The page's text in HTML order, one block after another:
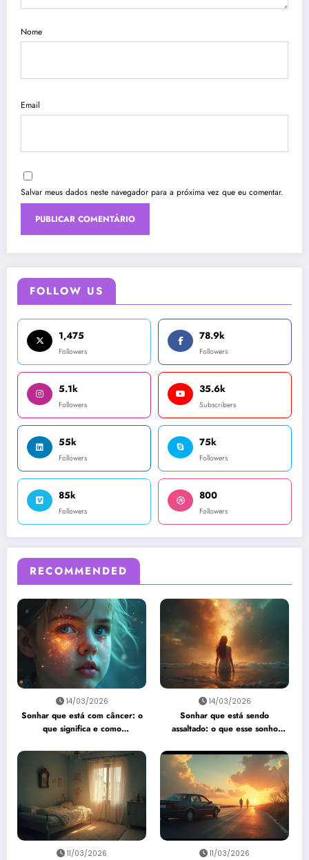
FOLLOW US
1,475
Followers
78.9k
Followers
5.1k
Followers
35.6k
Subscribers
55k
Followers
75k
Followers
85k
Followers
800
Followers
RECOMMENDED
14/03/2026
Sonhar que está com câncer: o
que significa e como
14/03/2026
Sonhar que está sendo
assaltado: o que esse sonho
11/03/2026 11/03/2026
Nome
Email
Salvar meus dados neste navegador para a próxima vez que eu comentar.